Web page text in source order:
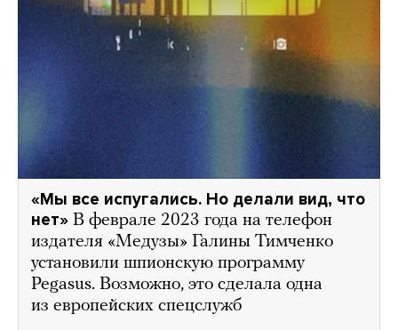
«Мы все испугались. Но делали вид, что
нет» В феврале 2023 года на телефон
издателя «Медузы» Галины Тимченко
установили шпионскую программу
Pegasus. Возможно, это сделала одна
из европейских спецслужб